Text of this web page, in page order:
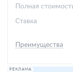
Полная
Ставка
Преимущества
РЕКЛАМА